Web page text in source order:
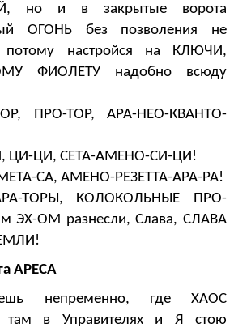
но и в закрытые ворота
ОГОНЬ без позволения не
потому настройся на КЛЮЧИ,
ФИОЛЕТУ надобно всюду
ПРО-ТОР, АРА-НЕО-КВАНТО-
ЦИ-ЦИ, СЕТА-АМЕНО-СИ-ЦИ!
СА, АМЕНО-РЕЗЕТТА-АРА-РА!
ТОРЫ, КОЛОКОЛЬНЫЕ ПРО-
ЭХ-ОМ разнесли, Слава, СЛАВА
АРЕСА
непременно, где ХАОС
там в Управителях и Я стою